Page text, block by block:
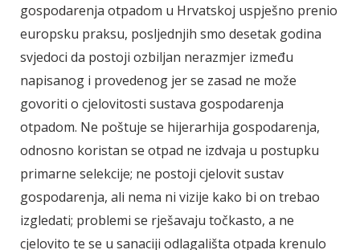
gospodarenja otpadom u Hrvatskoj uspješno prenio
europsku praksu, posljednjih smo desetak godina
svjedoci da postoji ozbiljan nerazmjer između
napisanog i provedenog jer se zasad ne može
govoriti o cjelovitosti sustava gospodarenja
otpadom. Ne poštuje se hijerarhija gospodarenja,
odnosno koristan se otpad ne izdvaja u postupku
primarne selekcije; ne postoji cjelovit sustav
gospodarenja, ali nema ni vizije kako bi on trebao
izgledati; problemi se rješavaju točkasto, a ne
cjelovito te se u sanaciji odlagališta otpada krenulo